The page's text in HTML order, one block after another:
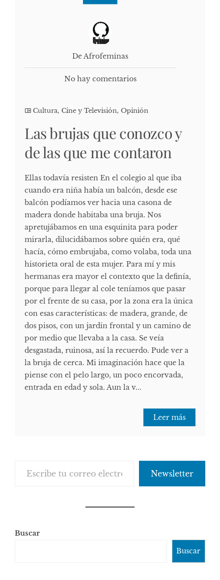
De Afrofeminas
No hay comentarios
Cultura, Cine y Televisión, Opinión
Las brujas que conozco y
de las que me contaron
Ellas todavía resisten En el colegio al que iba
cuando era niña había un balcón, desde ese
balcón podíamos ver hacia una casona de
madera donde habitaba una bruja. Nos
apretujábamos en una esquinita para poder
mirarla, dilucidábamos sobre quién era, qué
hacía, cómo embrujaba, como volaba, toda una
historieta oral de esta mujer. Para mí y mis
hermanas era mayor el contexto que la definía,
porque para llegar al cole teníamos que pasar
por el frente de su casa, por la zona era la única
con esas características: de madera, grande, de
dos pisos, con un jardín frontal y un camino de
por medio que llevaba a la casa. Se veía
desgastada, ruinosa, así la recuerdo. Pude ver a
la bruja de cerca. Mi imaginación hace que la
piense con el pelo largo, un poco encorvada,
entrada en edad y sola. Aun la v...
Leer más
Newsletter
Buscar
Buscar